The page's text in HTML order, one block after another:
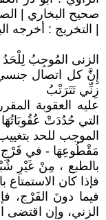
صحيح البخاري |
| التخريج : أخرجه البخاري
الزنى المُوجِبُ لِلْحَدُ
إِنَّ كل اتصال
زِنِّي تَتَرَتْبُ
عليه العقوبة
التي حُدُدَتْ
الموجب للحد
مَقْطُوعِهَا - في
بالطبع ، مِنْ غَيْرِ
فإذا كان الاستمتاع
فيما دونَ الفَرْج،
الزني، وإن اقتضى